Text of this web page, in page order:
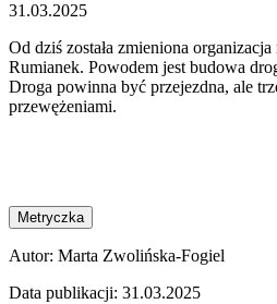
31.03.2025
Od dziś została zmieniona
Rumianek. Powodem jest budowa
Droga powinna być przejezdna, ale
przewężeniami.
Metryczka
Autor: Marta Zwolińska-Fogiel
Data publikacji: 31.03.2025